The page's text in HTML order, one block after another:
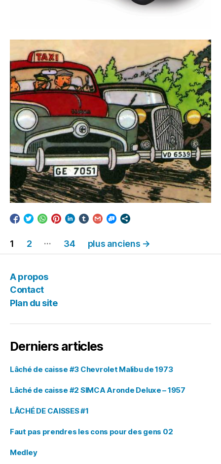
Navigation
des
articles
1 2 … 34 plus anciens →
A propos
Contact
Plan du site
Derniers articles
Lâché de caisse #3 Chevrolet Malibu de 1973
Lâché de caisse #2 SIMCA Aronde Deluxe – 1957
LÂCHÉ DE CAISSES #1
Faut pas prendres les cons pour des gens 02
Medley